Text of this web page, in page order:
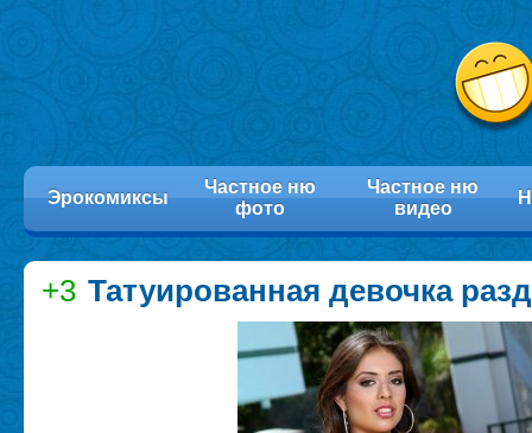
Эрокомиксы
Частное ню
фото
Частное ню
видео
+3 Татуированная девочка